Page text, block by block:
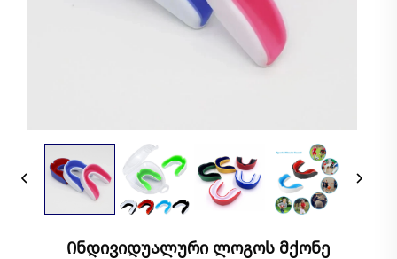
Ინდივიდუალური Ლოგოს Მქონე